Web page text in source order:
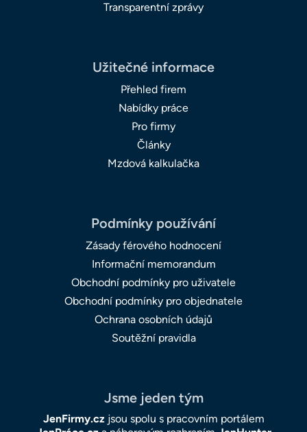
Transparentní zprávy
Užitečné informace
Přehled firem
Nabídky práce
Pro firmy
Články
Mzdová kalkulačka
Podmínky používání
Zásady férového hodnocení
Informační memorandum
Obchodní podmínky pro uživatele
Obchodní podmínky pro objednatele
Ochrana osobních údajů
Soutěžní pravidla
Jsme jeden tým
JenFirmy.czjsou spolu s pracovním portálem